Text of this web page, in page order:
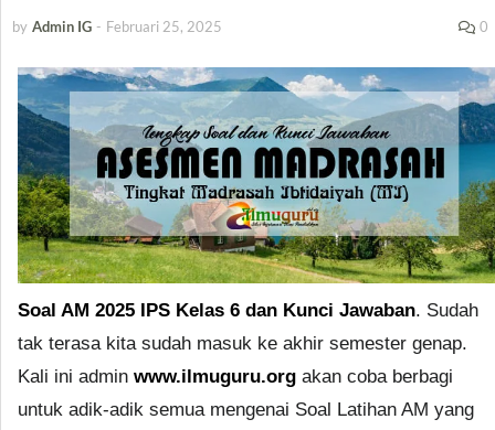
by Admin IG - Februari 25, 2025 0
Soal AM 2025 IPS Kelas 6 dan Kunci Jawaban. Sudah
tak terasa kita sudah masuk ke akhir semester genap.
Kali ini admin www.ilmuguru.org akan coba berbagi
untuk adik-adik semua mengenai Soal Latihan AM yang